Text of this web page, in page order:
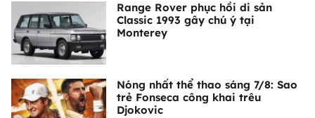
Range Rover phục hồi di sản
Classic 1993 gây chú ý tại
Monterey
Nóng nhất thể thao sáng 7/8: Sao
trẻ Fonseca công khai trêu
Djokovic